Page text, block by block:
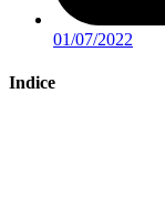
01/07/2022
Indice